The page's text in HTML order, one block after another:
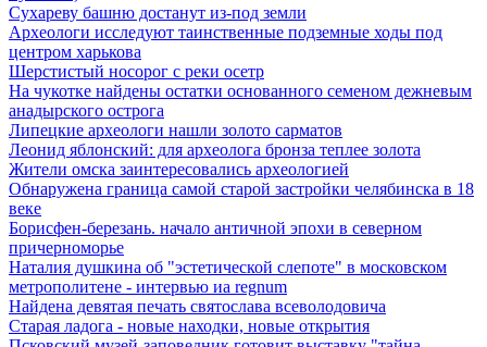
Сухареву башню достанут из-под земли
Археологи исследуют таинственные подземные ходы под
центром харькова
Шерстистый носорог с реки осетр
На чукотке найдены остатки основанного семеном дежневым
анадырского острога
Липецкие археологи нашли золото сарматов
Леонид яблонский: для археолога бронза теплее золота
Жители омска заинтересовались археологией
Обнаружена граница самой старой застройки челябинска в 18
веке
Борисфен-березань. начало античной эпохи в северном
причерноморье
Наталия душкина об "эстетической слепоте" в московском
метрополитене - интервью иа regnum
Найдена девятая печать святослава всеволодовича
Старая ладога - новые находки, новые открытия